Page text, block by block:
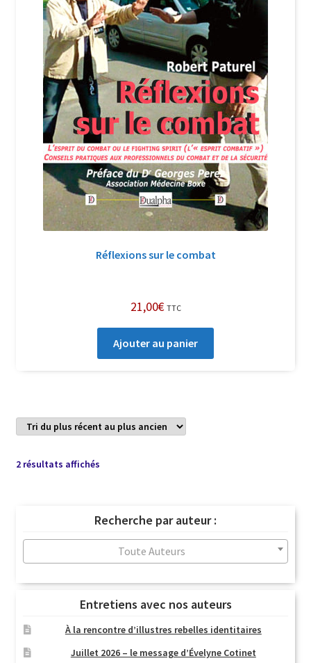
Réflexions sur le combat
21,00€ TTC
Ajouter au panier
2 résultats affichésTrié
au
plus
ancien
Recherche par auteur :
Toute Auteurs
Entretiens avec nos auteurs
À la rencontre d’illustres rebelles identitaires
Juillet 2026 – le message d’Évelyne Cotinet